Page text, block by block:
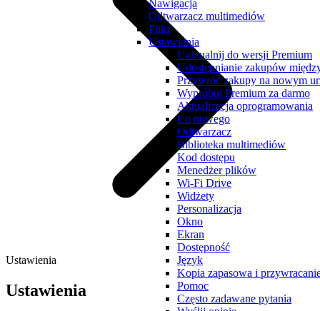
Nawigacja
Odtwarzacz multimediów
Pliki
Ustawienia
Uaktualnij do wersji Premium
Udostępnianie zakupów
Przywróć zakupy na nowym
Wypróbuj Premium za darmo
Aktualizacja oprogramowania
Co nowego
Odtwarzacz
Biblioteka multimediów
Kod dostępu
Menedżer plików
Wi-Fi Drive
Widżety
Personalizacja
Okno
Ekran
Dostępność
Język
Kopia zapasowa i
Pomoc
Często zadawane pytania
Ustawienia
Ustawienia